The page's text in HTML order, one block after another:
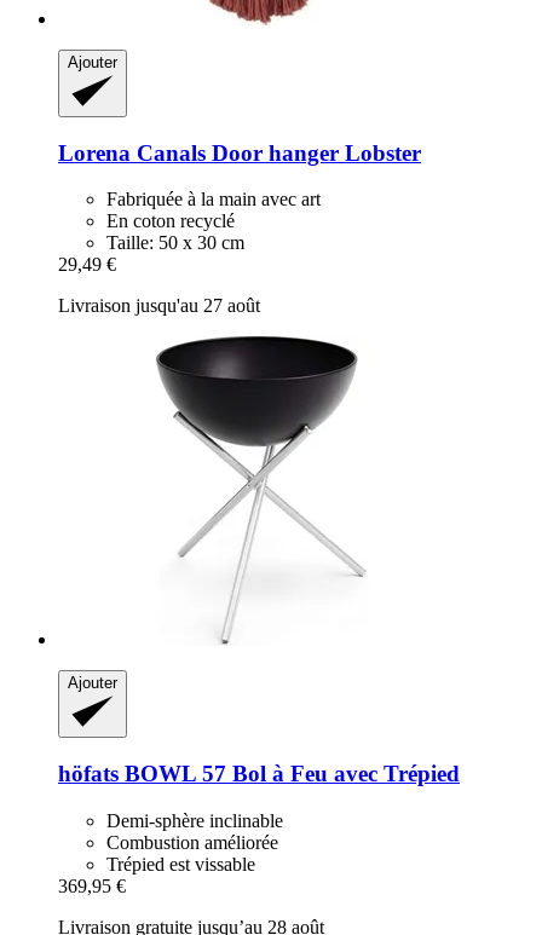
Ajouter
Lorena Canals Door hanger Lobster
Fabriquée à la main avec art
En coton recyclé
Taille: 50 x 30 cm
29,49 €
Livraison jusqu'au 27 août
Ajouter
höfats BOWL 57 Bol à Feu avec Trépied
Demi-sphère inclinable
Combustion améliorée
Trépied est vissable
369,95 €
Livraison gratuite jusqu’au 28 août